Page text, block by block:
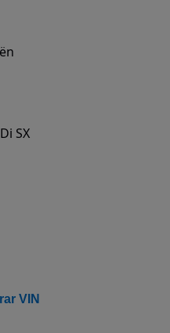
SX
VIN